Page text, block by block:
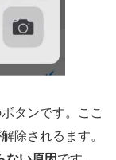
タンです。ここ
除されるます。